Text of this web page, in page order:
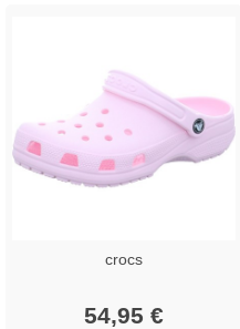
crocs
54,95 €